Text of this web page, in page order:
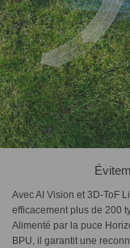
Avec AI Vision et 3D-ToF
efficacement plus de 200
Alimenté par la puce
BPU, il garantit une